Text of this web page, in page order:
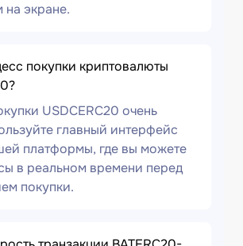
на экране.
покупки криптовалюты
USDCERC20 очень
главный интерфейс
платформы, где вы можете
в реальном времени перед
покупки.